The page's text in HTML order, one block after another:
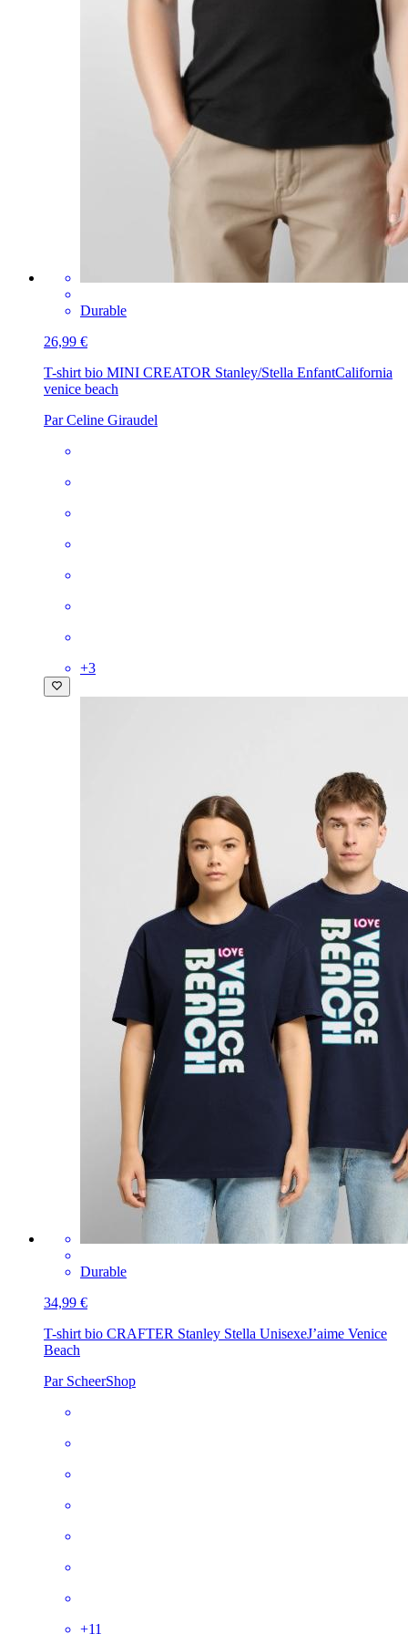
Durable
26,99 €
T-shirt bio MINI CREATOR Stanley/Stella EnfantCalifornia
venice beach
Par Celine Giraudel
+3
Durable
34,99 €
T-shirt bio CRAFTER Stanley Stella UnisexeJ’aime Venice
Beach
Par ScheerShop
+11